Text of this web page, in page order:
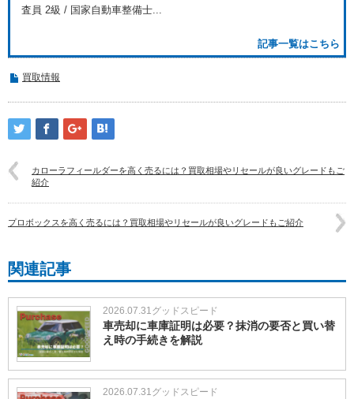
査員 2級 / 国家自動車整備士...
記事一覧はこちら
買取情報
カローラフィールダーを高く売るには？買取相場やリセールが良いグレードもご
紹介
プロボックスを高く売るには？買取相場やリセールが良いグレードもご紹介
関連記事
2026.07.31グッドスピード
車売却に車庫証明は必要？抹消の要否と買い替
え時の手続きを解説
2026.07.31グッドスピード